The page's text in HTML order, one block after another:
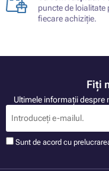
puncte de loialitate
fiecare achiziție.
Fiți
Ultimele informații
Sunt de acord cu